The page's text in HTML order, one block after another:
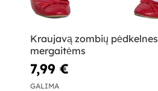
Kraujavą zombių pėdkelnes
mergaitėms
7,99 €
GALIMA